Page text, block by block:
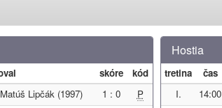
skóre
kód
Matúš Lipčák (1997) 1 : 0
P
Hostia
tretina čas
I.
14:00